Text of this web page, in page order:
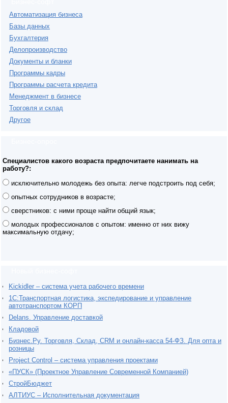
Автоматизация бизнеса
Базы данных
Бухгалтерия
Делопроизводство
Документы и бланки
Программы кадры
Программы расчета кредита
Менеджмент в бизнесе
Торговля и склад
Другое
Специалистов какого возраста предпочитаете нанимать на
работу?:
исключительно молодежь без опыта: легче подстроить под себя;
опытных сотрудников в возрасте;
сверстников: с ними проще найти общий язык;
молодых профессионалов с опытом: именно от них вижу
максимальную отдачу;
Kickidler – система учета рабочего времени
1С:Транспортная логистика, экспедирование и управление
автотранспортом КОРП
Delans. Управление доставкой
Кладовой
Бизнес.Ру. Торговля, Склад, CRM и онлайн-касса 54-ФЗ. Для опта и
розницы
Project Сontrol – система управления проектами
«ПУСК» (Проектное Управление Современной Компанией)
СтройБюджет
АЛТИУС – Исполнительная документация